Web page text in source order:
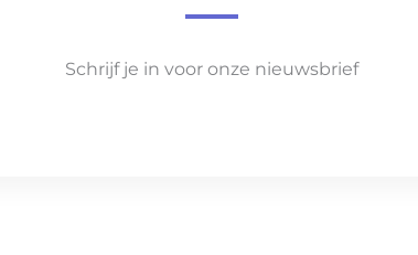
Schrijf je in voor onze nieuwsbrief